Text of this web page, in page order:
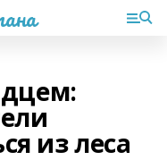
из леса